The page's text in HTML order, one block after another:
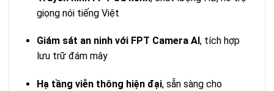
giọng nói tiếng Việt
Giám sát an ninh với FPT Camera AI , tích hợp
lưu trữ đám mây
Hạ tầng viễn thông hiện đại, sẵn sàng cho